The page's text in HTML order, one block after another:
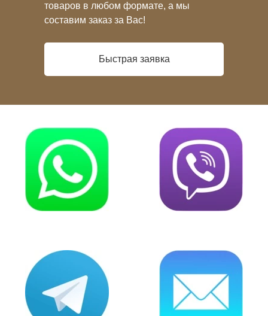
товаров в любом формате, а мы
составим заказ за Вас!
Быстрая заявка